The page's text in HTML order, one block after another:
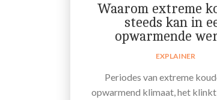
Waarom extreme
steeds kan in
opwarmende
EXPLAINER
Periodes van extreme
opwarmend klimaat, het klinkt